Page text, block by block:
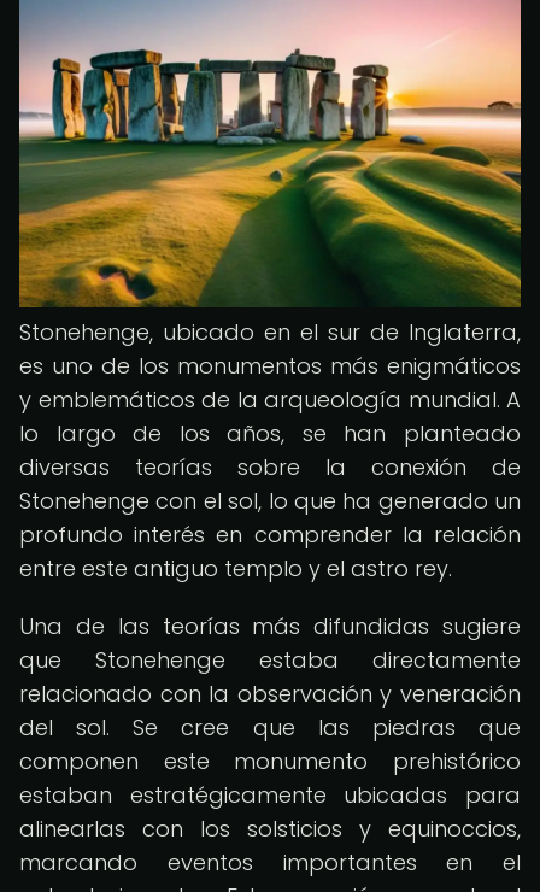
Stonehenge, ubicado en el sur de Inglaterra,
es uno de los monumentos más enigmáticos
y emblemáticos de la arqueología mundial. A
lo largo de los años, se han planteado
diversas teorías sobre la conexión de
Stonehenge con el sol, lo que ha generado un
profundo interés en comprender la relación
entre este antiguo templo y el astro rey.
Una de las teorías más difundidas sugiere
que Stonehenge estaba directamente
relacionado con la observación y veneración
del sol. Se cree que las piedras que
componen este monumento prehistórico
estaban estratégicamente ubicadas para
alinearlas con los solsticios y equinoccios,
marcando eventos importantes en el